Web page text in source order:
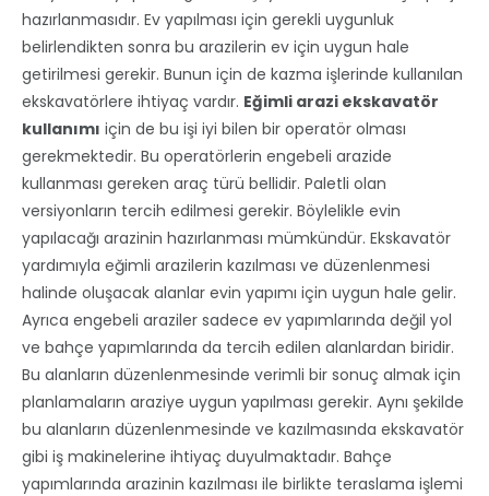
hazırlanmasıdır. Ev yapılması için gerekli uygunluk
belirlendikten sonra bu arazilerin ev için uygun hale
getirilmesi gerekir. Bunun için de kazma işlerinde kullanılan
ekskavatörlere ihtiyaç vardır. Eğimli arazi ekskavatör
kullanımı için de bu işi iyi bilen bir operatör olması
gerekmektedir. Bu operatörlerin engebeli arazide
kullanması gereken araç türü bellidir. Paletli olan
versiyonların tercih edilmesi gerekir. Böylelikle evin
yapılacağı arazinin hazırlanması mümkündür. Ekskavatör
yardımıyla eğimli arazilerin kazılması ve düzenlenmesi
halinde oluşacak alanlar evin yapımı için uygun hale gelir.
Ayrıca engebeli araziler sadece ev yapımlarında değil yol
ve bahçe yapımlarında da tercih edilen alanlardan biridir.
Bu alanların düzenlenmesinde verimli bir sonuç almak için
planlamaların araziye uygun yapılması gerekir. Aynı şekilde
bu alanların düzenlenmesinde ve kazılmasında ekskavatör
gibi iş makinelerine ihtiyaç duyulmaktadır. Bahçe
yapımlarında arazinin kazılması ile birlikte teraslama işlemi